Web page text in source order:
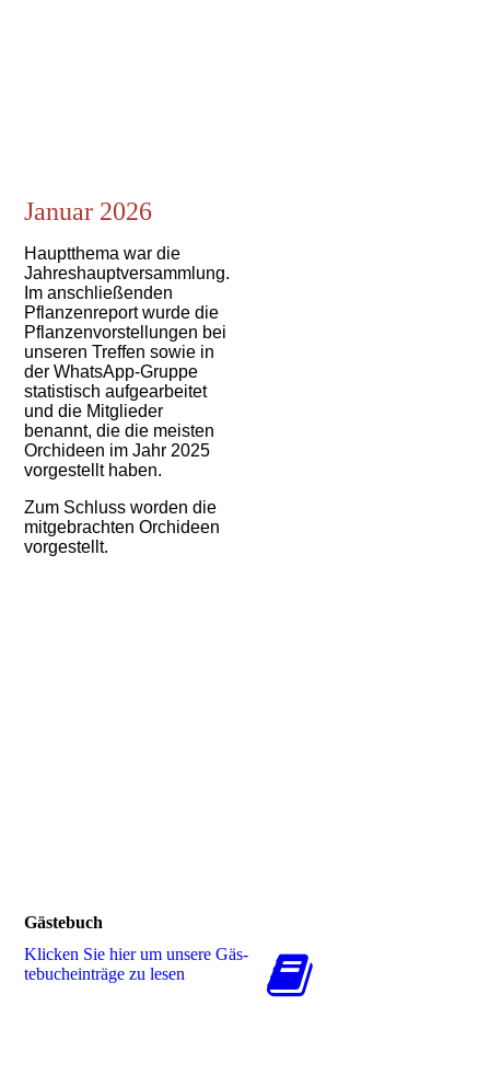
Januar 2026
Hauptthema war die
Jahreshauptversammlung.
Im anschließenden
Pflanzenreport wurde die
Pflanzenvorstellungen bei
unseren Treffen sowie in
der WhatsApp-Gruppe
statistisch aufgearbeitet
und die Mitglieder
benannt, die die meisten
Orchideen im Jahr 2025
vorgestellt haben.
Zum Schluss worden die
mitgebrachten Orchideen
vorgestellt.
Gästebuch
Klicken Sie hier um unsere Gäs­
te­buch­ein­trä­ge zu lesen